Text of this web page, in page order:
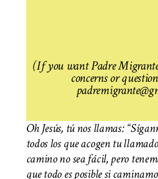
(If you want Padre
concerns or
Oh Jesús, tú nos llamas:
todos los que acogen tu
camino no sea fácil, pero
que todo es posible si